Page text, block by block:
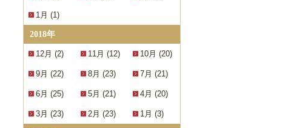
1月 (1)
2018年
12月 (2) 11月 (12) 10月 (20)
9月 (22) 8月 (23) 7月 (21)
6月 (25) 5月 (21) 4月 (20)
3月 (23) 2月 (23) 1月 (3)